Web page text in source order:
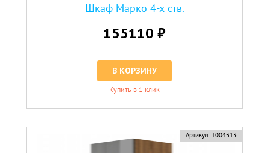
Шкаф Марко 4-х ств.
155110 ₽
В КОРЗИНУ
Купить в 1 клик
Артикул: Т004313